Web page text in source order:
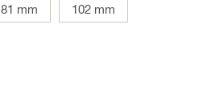
81 mm 102 mm